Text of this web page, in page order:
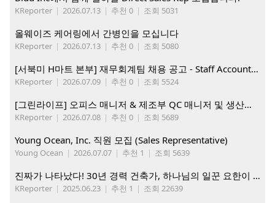
KReporter | 2026.07.13 | 추천 0 | 조회 5031
올웨이즈 케어링에서 간병인을 모십니다
KReporter | 2026.07.13 | 추천 0 | 조회 5080
[서북미 H마트 본부] 재무회계팀 채용 공고 - Staff Accountant
KReporter | 2026.07.09 | 추천 0 | 조회 5524
[그린라이프] 오피스 매니저 & 제조부 QC 매니저 및 생산직, 웨어하우스 직원 모집
KReporter | 2026.07.08 | 추천 0 | 조회 5689
Young Ocean, Inc. 직원 모집 (Sales Representative)
Young Ocean | 2026.07.07 | 추천 1 | 조회 5639
진짜가 나타났다! 30년 경력 건축가, 하나님의 일꾼 요한이 책임 시공합니다.
KReporter | 2025.06.23 | 추천 1 | 조회 22639